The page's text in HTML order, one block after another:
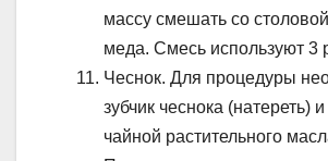
массу смешать со
меда. Смесь используют 3
Чеснок. Для процедуры
зубчик чеснока (натереть)
чайной растительного